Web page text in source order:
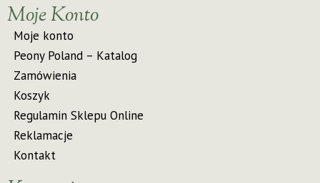
Moje Konto
Moje konto
Peony Poland – Katalog
Zamówienia
Koszyk
Regulamin Sklepu Online
Reklamacje
Kontakt